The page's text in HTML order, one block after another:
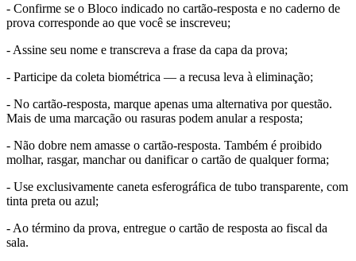
- Confirme se o Bloco indicado no cartão-resposta e no caderno de
prova corresponde ao que você se inscreveu;
- Assine seu nome e transcreva a frase da capa da prova;
- Participe da coleta biométrica — a recusa leva à eliminação;
- No cartão-resposta, marque apenas uma alternativa por questão.
Mais de uma marcação ou rasuras podem anular a resposta;
- Não dobre nem amasse o cartão-resposta. Também é proibido
molhar, rasgar, manchar ou danificar o cartão de qualquer forma;
- Use exclusivamente caneta esferográfica de tubo transparente, com
tinta preta ou azul;
- Ao término da prova, entregue o cartão de resposta ao fiscal da
sala.